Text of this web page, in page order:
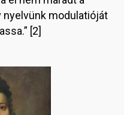
nyelvünk modulatióját
[2]